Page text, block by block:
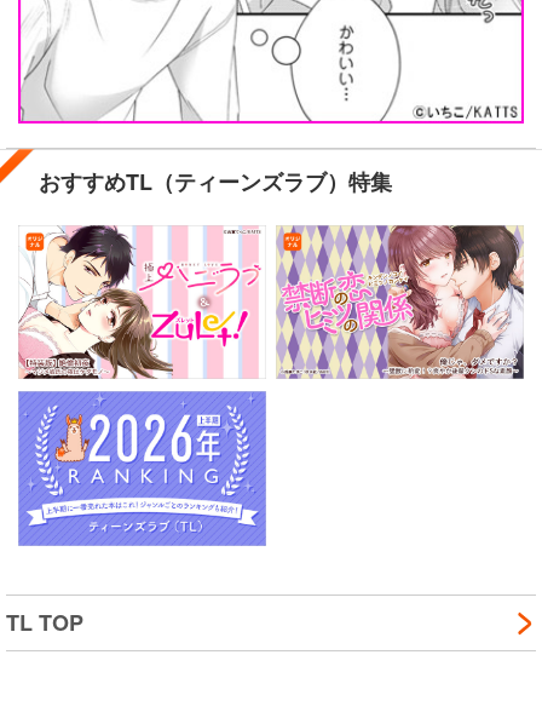
おすすめTL（ティーンズラブ）特集
TL TOP